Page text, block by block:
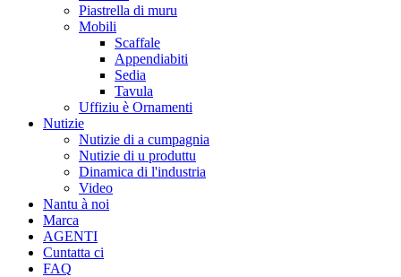
Piastrella di muru
Mobili
Scaffale
Appendiabiti
Sedia
Tavula
Uffiziu è Ornamenti
Nutizie
Nutizie di a cumpagnia
Nutizie di u produttu
Dinamica di l'industria
Video
Nantu à noi
Marca
AGENTI
Cuntatta ci
FAQ